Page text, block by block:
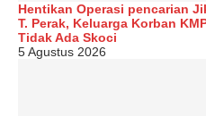
Hentikan Operasi pencarian
T. Perak, Keluarga Korban
Tidak Ada Skoci
5 Agustus 2026